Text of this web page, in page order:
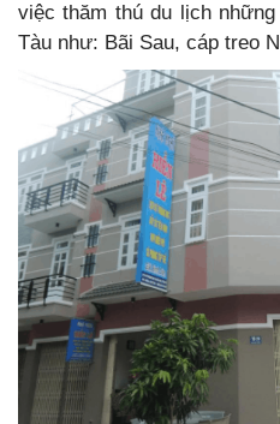
việc thăm thú du lịch
Tàu như: Bãi Sau, cáp treo